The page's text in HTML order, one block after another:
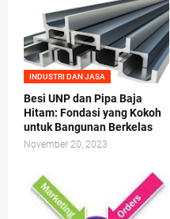
INDUSTRI DAN JASA
Besi UNP dan Pipa Baja
Hitam: Fondasi yang Kokoh
untuk Bangunan Berkelas
November 20, 2023